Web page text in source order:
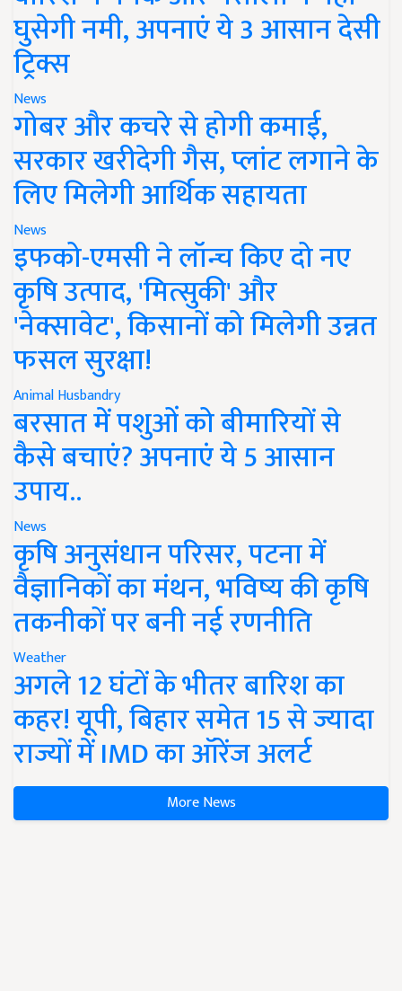
घुसेगी नमी, अपनाएं ये 3 आसान देसी
ट्रिक्स
News
गोबर और कचरे से होगी कमाई,
सरकार खरीदेगी गैस, प्लांट लगाने के
लिए मिलेगी आर्थिक सहायता
News
इफको-एमसी ने लॉन्च किए दो नए
कृषि उत्पाद, 'मित्सुकी' और
'नेक्सावेट', किसानों को मिलेगी उन्नत
फसल सुरक्षा!
Animal Husbandry
बरसात में पशुओं को बीमारियों से
कैसे बचाएं? अपनाएं ये 5 आसान
उपाय..
News
कृषि अनुसंधान परिसर, पटना में
वैज्ञानिकों का मंथन, भविष्य की कृषि
तकनीकों पर बनी नई रणनीति
Weather
अगले 12 घंटों के भीतर बारिश का
कहर! यूपी, बिहार समेत 15 से ज्यादा
राज्यों में IMD का ऑरेंज अलर्ट
More News